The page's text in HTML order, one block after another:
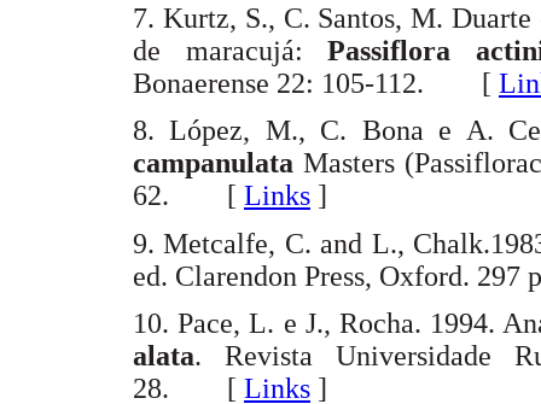
7. Kurtz, S., C. Santos, M.
de maracujá:Passiflora
Bonaerense 22: 105-112. [
8. López, M., C. Bona e A.
campanulata Masters
62. [ Links ]
9. Metcalfe, C. and L.,
ed. Clarendon Press, Oxford.
10. Pace, L. e J., Rocha. 1994.
alata. Revista Universidade
28. [ Links ]